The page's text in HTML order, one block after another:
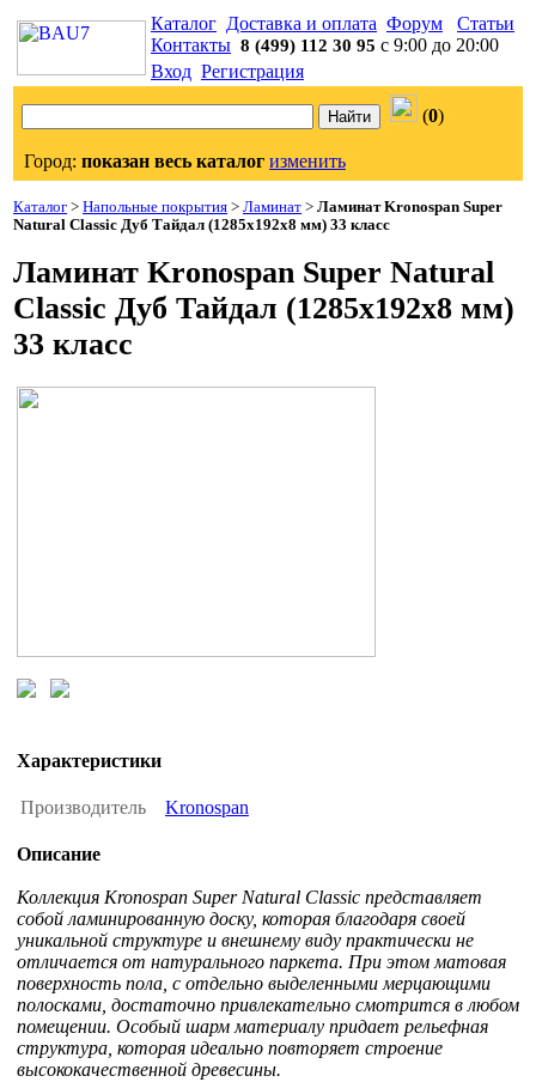
Каталог Доставка и оплата Форум
Статьи
Контакты 8 (499) 112 30 95 с 9:00 до 20:00
Вход Регистрация
(0)
Город: показан весь каталог изменить
Каталог > Напольные покрытия > Ламинат > Ламинат Kronospan Super
Natural Classic Дуб Тайдал (1285x192x8 мм) 33 класс
Ламинат Kronospan Super Natural
Classic Дуб Тайдал (1285x192x8 мм)
33 класс
Характеристики
Производитель Kronospan
Описание
Коллекция Kronospan Super Natural Classic представляет
собой ламинированную доску, которая благодаря своей
уникальной структуре и внешнему виду практически не
отличается от натурального паркета. При этом матовая
поверхность пола, с отдельно выделенными мерцающими
полосками, достаточно привлекательно смотрится в любом
помещении. Особый шарм материалу придает рельефная
структура, которая идеально повторяет строение
высококачественной древесины.